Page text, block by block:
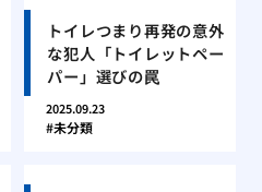
トイレつまり再発の意外
な犯人「トイレットペー
パー」選びの罠
2025.09.23
未分類